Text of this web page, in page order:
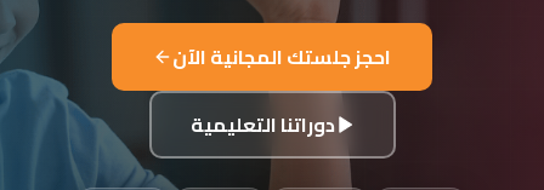
تفاصيل الدراسة
الفئات العمرية المستهدفة: من 4 سنوات حتى البالغين
شكل التعليم: مجموعات صغيرة 3-5 طلاب، أو حصص فردية
اللغات المستخدمة في التدريس: العربية، التركية، الإنجليزية، الفرنسية
احجز جلستك المجانية الآن
دوراتنا التعليمية